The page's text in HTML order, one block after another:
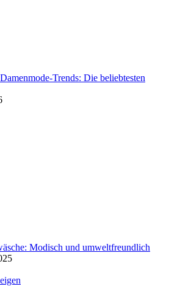
Trends: Die beliebtesten
Modisch und umweltfreundlich